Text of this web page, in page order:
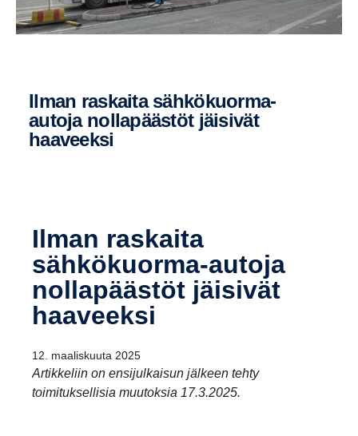
Ilman raskaita sähkökuorma-​
autoja nolla­päästöt jäisivät
haaveeksi
Ilman raskaita
sähkökuorma-​autoja
nolla­päästöt jäisivät
haaveeksi
12. maaliskuuta 2025
Artikkeliin on ensijulkaisun jälkeen tehty
toimituksellisia muutoksia 17.3.2025.